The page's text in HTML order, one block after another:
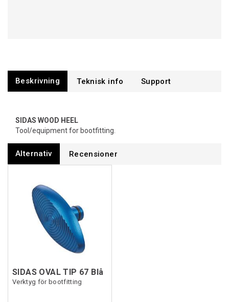
Beskrivning Support
SIDAS WOOD HEEL
Tool/equipment for bootfitting.
Alternativ Recensioner
SIDAS OVAL TIP 67 Blå
Verktyg för bootfitting